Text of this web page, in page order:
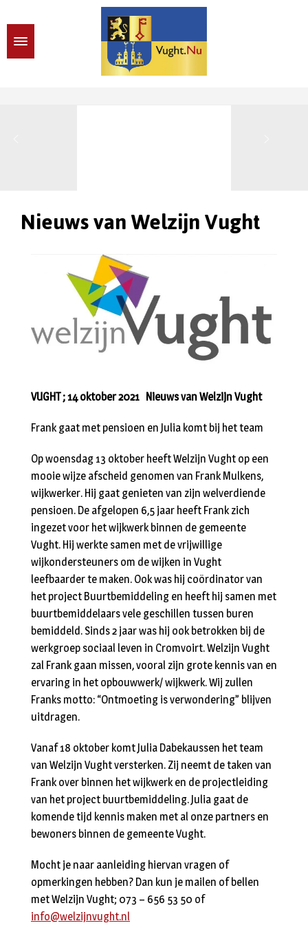
Nieuws van Welzijn Vught
VUGHT ; 14 oktober 2021 Nieuws van Welzijn Vught
Frank gaat met pensioen en Julia komt bij het team
Op woensdag 13 oktober heeft Welzijn Vught op een
mooie wijze afscheid genomen van Frank Mulkens,
wijkwerker. Hij gaat genieten van zijn welverdiende
pensioen. De afgelopen 6,5 jaar heeft Frank zich
ingezet voor het wijkwerk binnen de gemeente
Vught. Hij werkte samen met de vrijwillige
wijkondersteuners om de wijken in Vught
leefbaarder te maken. Ook was hij coördinator van
het project Buurtbemiddeling en heeft hij samen met
buurtbemiddelaars vele geschillen tussen buren
bemiddeld. Sinds 2 jaar was hij ook betrokken bij de
werkgroep sociaal leven in Cromvoirt. Welzijn Vught
zal Frank gaan missen, vooral zijn grote kennis van en
ervaring in het opbouwwerk/ wijkwerk. Wij zullen
Franks motto: “Ontmoeting is verwondering” blijven
uitdragen.
Vanaf 18 oktober komt Julia Dabekaussen het team
van Welzijn Vught versterken. Zij neemt de taken van
Frank over binnen het wijkwerk en de projectleiding
van het project buurtbemiddeling. Julia gaat de
komende tijd kennis maken met al onze partners en
bewoners binnen de gemeente Vught.
Mocht je naar aanleiding hiervan vragen of
opmerkingen hebben? Dan kun je mailen of bellen
met Welzijn Vught; 073 – 656 53 50 of
info@welzijnvught.nl